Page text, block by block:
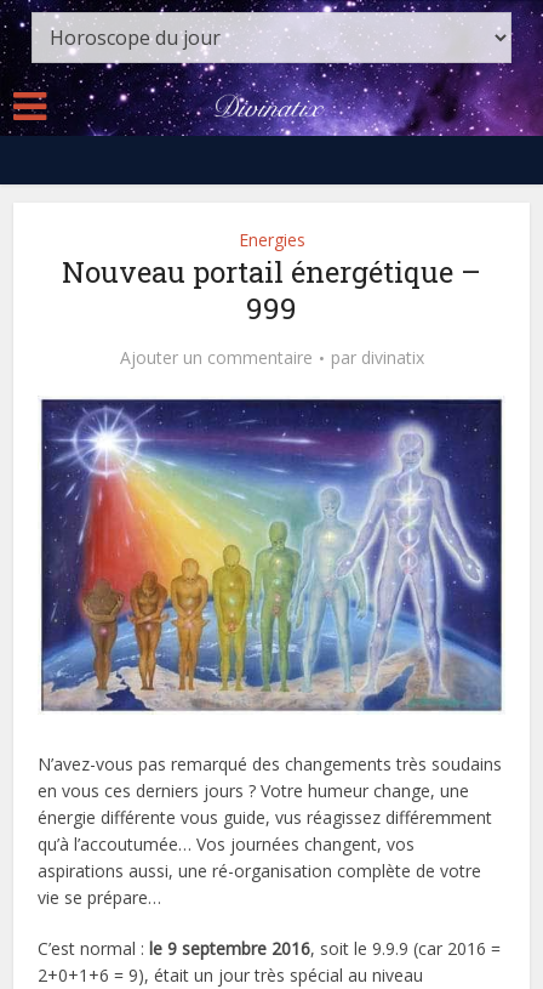
Energies
Nouveau portail énergétique –
999
Ajouter un commentaire par divinatix
N’avez-vous pas remarqué des changements très soudains
en vous ces derniers jours ? Votre humeur change, une
énergie différente vous guide, vus réagissez différemment
qu’à l’accoutumée… Vos journées changent, vos
aspirations aussi, une ré-organisation complète de votre
vie se prépare…
C’est normal : le 9 septembre 2016, soit le 9.9.9 (car 2016 =
2+0+1+6 = 9), était un jour très spécial au niveau